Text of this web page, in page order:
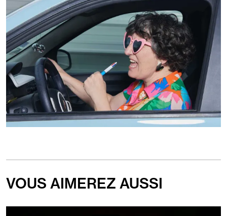
Images
VOUS AIMEREZ AUSSI